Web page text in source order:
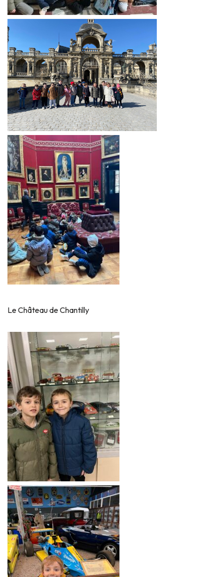
Le Château de Chantilly